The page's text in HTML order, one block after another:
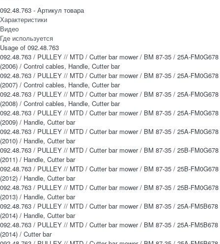
092.48.763 - Артикул товара
Характеристики
Видео
Где используется
Usage of 092.48.763
092.48.763 / PULLEY // MTD / Cutter bar mower / BM 87-35 / 25A-FM0G678
(2006) / Control cables, Handle, Cutter bar
092.48.763 / PULLEY // MTD / Cutter bar mower / BM 87-35 / 25A-FM0G678
(2007) / Control cables, Handle, Cutter bar
092.48.763 / PULLEY // MTD / Cutter bar mower / BM 87-35 / 25A-FM0G678
(2008) / Control cables, Handle, Cutter bar
092.48.763 / PULLEY // MTD / Cutter bar mower / BM 87-35 / 25A-FM0G678
(2009) / Handle, Cutter bar
092.48.763 / PULLEY // MTD / Cutter bar mower / BM 87-35 / 25A-FM0G678
(2010) / Handle, Cutter bar
092.48.763 / PULLEY // MTD / Cutter bar mower / BM 87-35 / 25B-FM0G678
(2011) / Handle, Cutter bar
092.48.763 / PULLEY // MTD / Cutter bar mower / BM 87-35 / 25B-FM0G678
(2012) / Handle, Cutter bar
092.48.763 / PULLEY // MTD / Cutter bar mower / BM 87-35 / 25B-FM0G678
(2013) / Handle, Cutter bar
092.48.763 / PULLEY // MTD / Cutter bar mower / BM 87-35 / 25A-FM5B678
(2014) / Handle, Cutter bar
092.48.763 / PULLEY // MTD / Cutter bar mower / BM 87-35 / 25A-FM5B678
(2014) / Cutter bar